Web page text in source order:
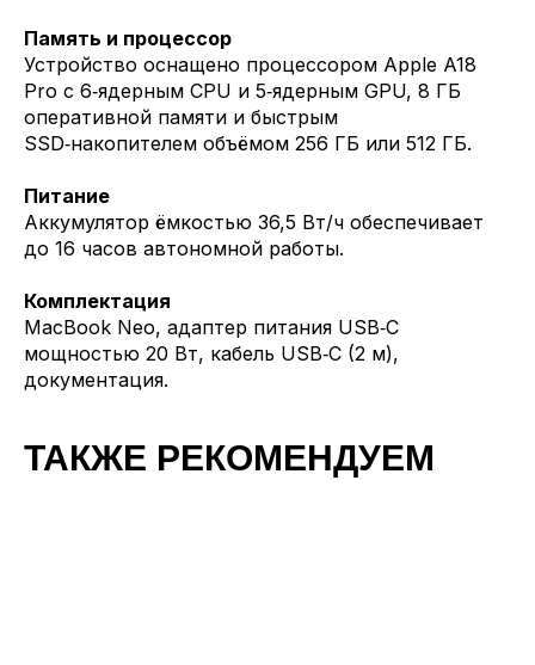
Память и процессор
Устройство оснащено процессором Apple A18
Pro с 6‑ядерным CPU и 5‑ядерным GPU, 8 ГБ
оперативной памяти и быстрым
SSD‑накопителем объёмом 256 ГБ или 512 ГБ.
Питание
Аккумулятор ёмкостью 36,5 Вт/ч обеспечивает
до 16 часов автономной работы.
Комплектация
MacBook Neo, адаптер питания USB‑C
мощностью 20 Вт, кабель USB‑C (2 м),
документация.
ТАКЖЕ РЕКОМЕНДУЕМ